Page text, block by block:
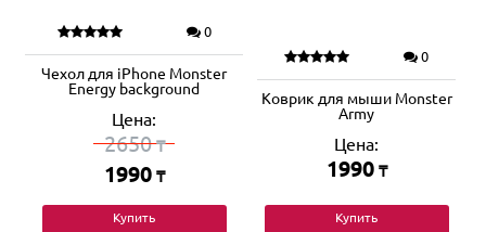
0
Чехол для iPhone Monster
Energy background
Цена:
2650₸
1990 ₸
Купить
0
Коврик для мыши Monster
Army
Цена:
1990 ₸
Купить